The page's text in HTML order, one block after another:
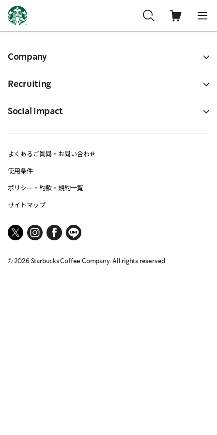
Company
Recruiting
Social Impact
よくあるご質問・お問い合わせ
使用条件
ポリシー・約款・規約一覧
サイトマップ
© 2026Starbucks Coffee Company. All rights reserved.